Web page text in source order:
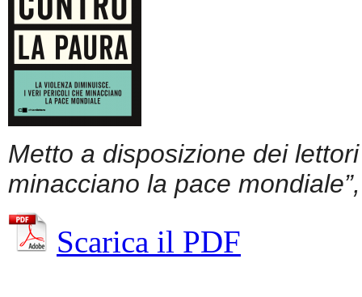
Metto a disposizione dei
minacciano la pace
Scarica il PDF